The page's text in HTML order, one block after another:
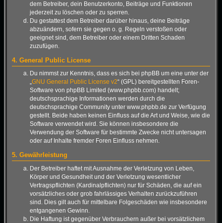
dem Betreiber, dein Benutzerkonto, Beiträge und Funktionen
jederzeit zu löschen oder zu sperren.
Du gestattest dem Betreiber darüber hinaus, deine Beiträge
abzuändern, sofern sie gegen o. g. Regeln verstoßen oder
geeignet sind, dem Betreiber oder einem Dritten Schaden
zuzufügen.
4. General Public License
Du nimmst zur Kenntnis, dass es sich bei phpBB um eine unter der
„GNU General Public License v2“ (GPL) bereitgestellten Foren-
Software von phpBB Limited (www.phpbb.com) handelt;
deutschsprachige Informationen werden durch die
deutschsprachige Community unter www.phpbb.de zur Verfügung
gestellt. Beide haben keinen Einfluss auf die Art und Weise, wie die
Software verwendet wird. Sie können insbesondere die
Verwendung der Software für bestimmte Zwecke nicht untersagen
oder auf Inhalte fremder Foren Einfluss nehmen.
5. Gewährleistung
Der Betreiber haftet mit Ausnahme der Verletzung von Leben,
Körper und Gesundheit und der Verletzung wesentlicher
Vertragspflichten (Kardinalpflichten) nur für Schäden, die auf ein
vorsätzliches oder grob fahrlässiges Verhalten zurückzuführen
sind. Dies gilt auch für mittelbare Folgeschäden wie insbesondere
entgangenen Gewinn.
Die Haftung ist gegenüber Verbrauchern außer bei vorsätzlichem